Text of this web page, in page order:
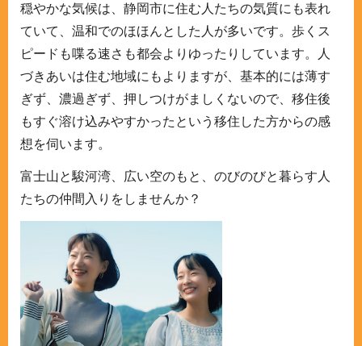
穏やかな気候は、静岡市に住む人たちの気質にも表れ
ていて、温和でのほほんとした人が多いです。歩くス
ピードも喋る速さも都会よりゆったりしています。人
づきあいは住む地域にもよりますが、基本的には薄す
ぎず、濃過ぎず、押しつけがましくないので、移住後
もすぐ溶け込みやすかったという移住した方からの感
想を伺います。
富士山と駿河湾、広い空のもと、のびのびと暮らす人
たちの仲間入りをしませんか？